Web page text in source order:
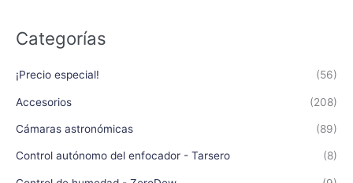
Categorías
¡Precio especial! (56)
Accesorios (208)
Cámaras astronómicas (89)
Control autónomo del enfocador - Tarsero (8)